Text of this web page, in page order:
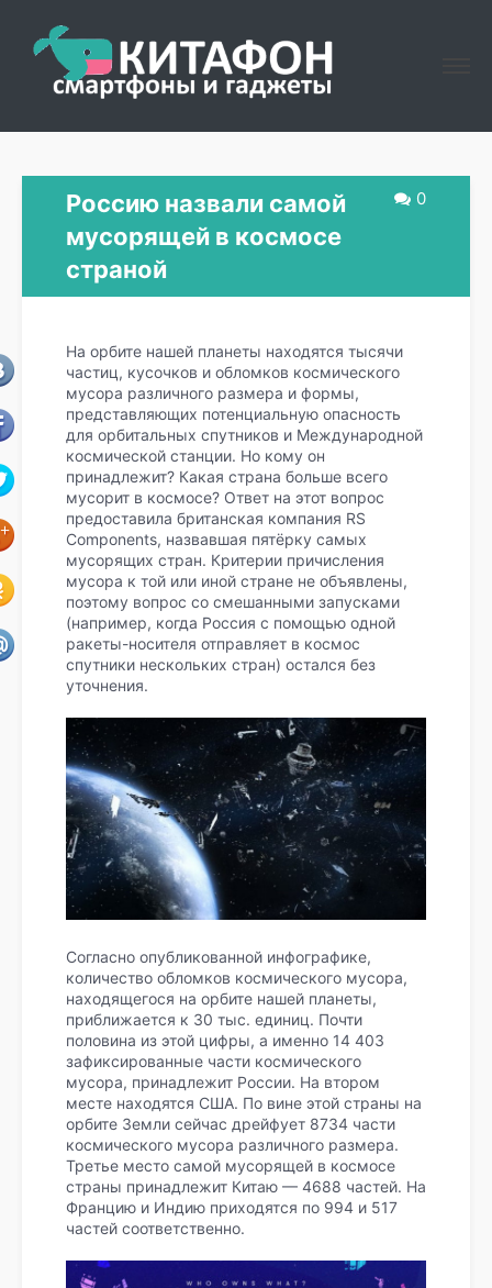
0
Россию назвали самой
мусорящей в космосе
страной
На орбите нашей планеты находятся тысячи
частиц, кусочков и обломков космического
мусора различного размера и формы,
представляющих потенциальную опасность
для орбитальных спутников и Международной
космической станции. Но кому он
принадлежит? Какая страна больше всего
мусорит в космосе? Ответ на этот вопрос
предоставила британская компания RS
Components, назвавшая пятёрку самых
мусорящих стран. Критерии причисления
мусора к той или иной стране не объявлены,
поэтому вопрос со смешанными запусками
(например, когда Россия с помощью одной
ракеты-носителя отправляет в космос
спутники нескольких стран) остался без
уточнения.
Согласно опубликованной инфографике,
количество обломков космического мусора,
находящегося на орбите нашей планеты,
приближается к 30 тыс. единиц. Почти
половина из этой цифры, а именно 14 403
зафиксированные части космического
мусора, принадлежит России. На втором
месте находятся США. По вине этой страны на
орбите Земли сейчас дрейфует 8734 части
космического мусора различного размера.
Третье место самой мусорящей в космосе
страны принадлежит Китаю — 4688 частей. На
Францию и Индию приходятся по 994 и 517
частей соответственно.